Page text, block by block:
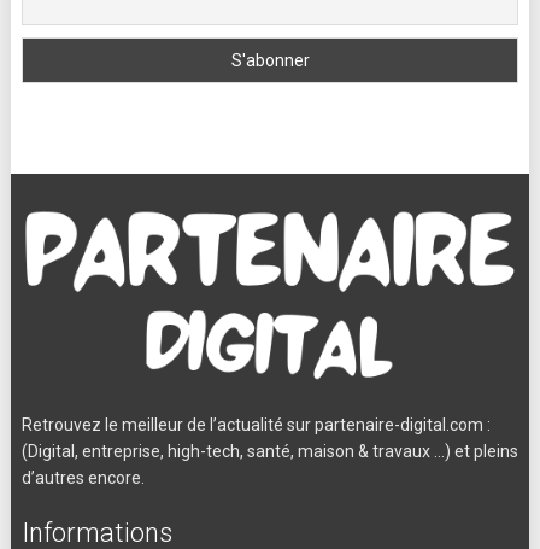
Retrouvez le meilleur de l’actualité sur partenaire-digital.com :
(Digital, entreprise, high-tech, santé, maison & travaux …) et pleins
d’autres encore.
Informations